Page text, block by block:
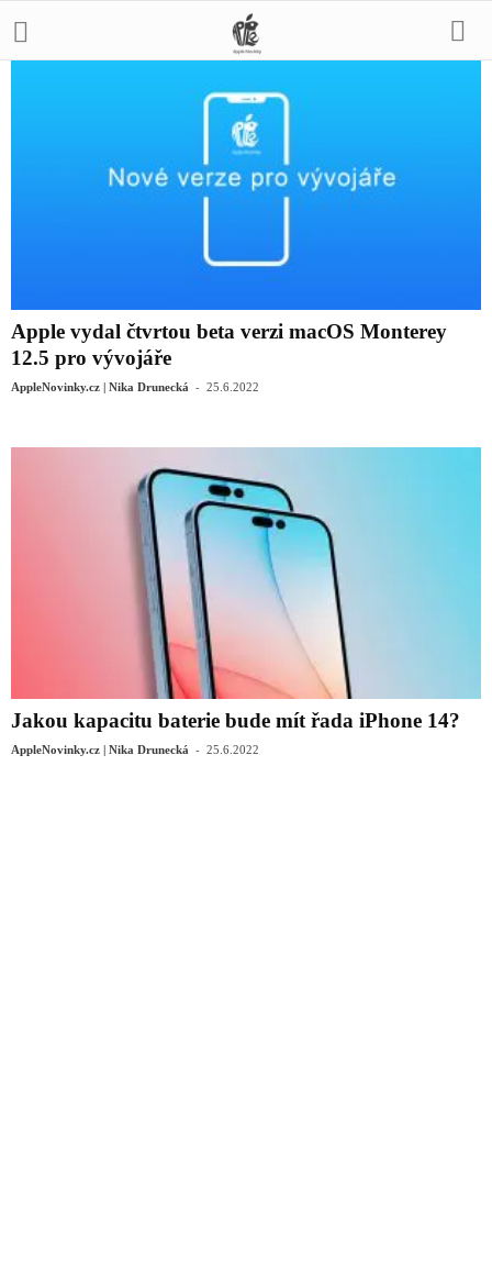
Apple vydal čtvrtou beta verzi macOS Monterey
12.5 pro vývojáře
AppleNovinky.cz | Nika Drunecká - 25.6.2022
Jakou kapacitu baterie bude mít řada iPhone 14?
AppleNovinky.cz | Nika Drunecká - 25.6.2022